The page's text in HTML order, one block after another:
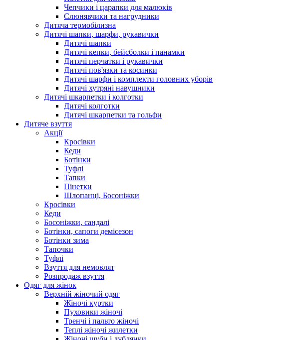
Чепчики і царапки для малюків
Слюнявчики та нагрудники
Дитяча термобілизна
Дитячі шапки, шарфи, рукавички
Дитячі шапки
Дитячі кепки, бейсболки і панамки
Дитячі перчатки і рукавички
Дитячі пов'язки та косинки
Дитячі шарфи і комплекти головних уборів
Дитячі хутряні навушники
Дитячі шкарпетки і колготки
Дитячі колготки
Дитячі шкарпетки та гольфи
Дитяче взуття
Акції
Кросівки
Кеди
Ботінки
Туфлі
Тапки
Пінетки
Шлопанці, Босоніжки
Кросівки
Кеди
Босоніжки, сандалі
Ботінки, сапоги демісезон
Ботінки зима
Тапочки
Туфлі
Взуття для немовлят
Розпродаж взуття
Одяг для жінок
Верхній жіночий одяг
Жіночі куртки
Пуховики жіночі
Тренчі і пальто жіночі
Теплі жіночі жилетки